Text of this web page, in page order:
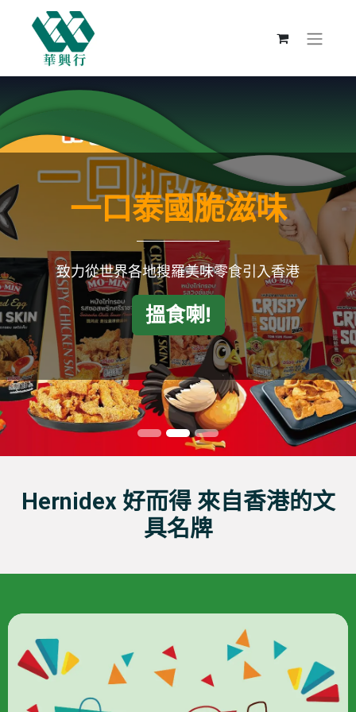
一口泰國脆滋味
致力從世界各地搜羅美味零食引入香港
搵食喇!
Hernidex 好而得 來自香港的文
具名牌